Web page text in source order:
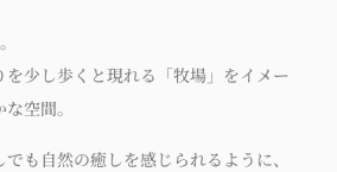
少し歩くと現れる「牧場」をイメー
空間。
も自然の癒しを感じられるように、